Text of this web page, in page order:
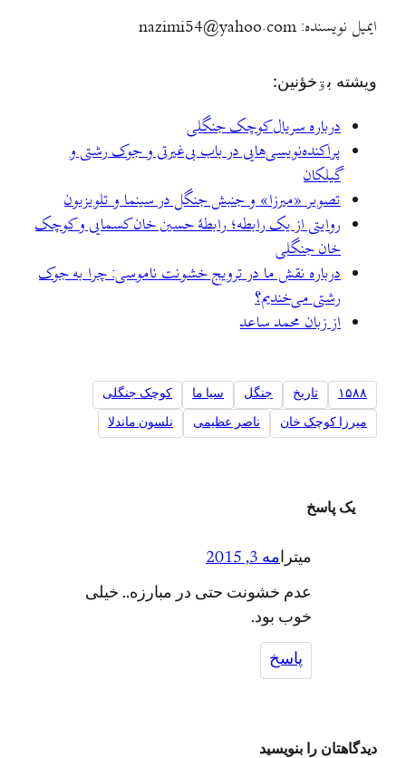
ایمیل نویسنده: nazimi54@yahoo.com
ويشته بۊخؤنين:
درباره سریال کوچک جنگلی
پراکنده‌نویسی‌هایی در باب بی‌غیرتی و جوک رشتی و
گیلکان
تصویر «میرزا» و جنبش جنگل در سینما و تلویزیون
روایتی از یک رابطه؛ رابطهٔ حسین خان کسمایی و کوچک
خان جنگلی
درباره نقش ما در ترویج خشونت ناموسی: چرا به جوک
رشتی می‌خندیم؟
از زبان محمد ساعد
۱۵۸۸ تاریخ جنگل سيا ما کوچک جنگلی
میرزا کوچک خان ناصر عظیمی نلسون ماندلا
یک پاسخ
میترامه 3, 2015
عدم خشونت حتی در مبارزه.. خیلی
خوب بود.
پاسخ
دیدگاهتان را بنویسید